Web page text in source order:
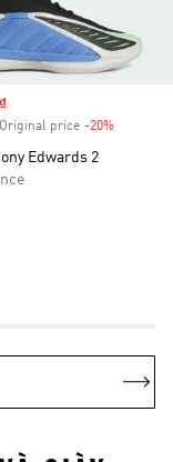
Original price -20%
Edwards 2